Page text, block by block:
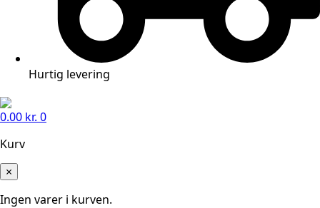
Hurtig levering
0.00 kr. 0
Kurv
×
Ingen varer i kurven.